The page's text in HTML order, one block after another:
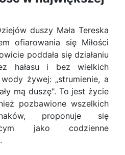
duszy Mała Tereska
ofiarowania się Miłości
poddała się działaniu
hałasu i bez wielkich
żywej: „strumienie, a
mą duszę". To jest życie
pozbawione wszelkich
proponuje się
jako codzienne